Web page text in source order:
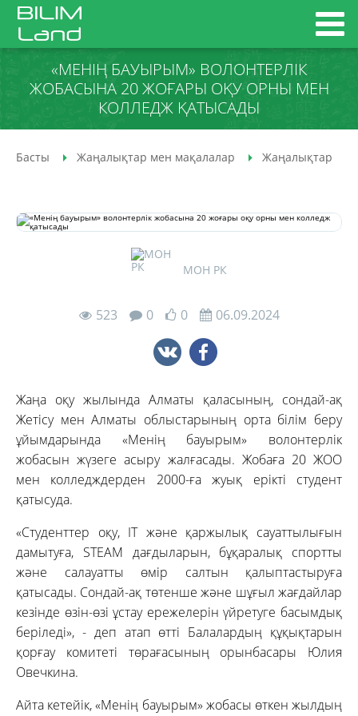
«МЕНІҢ БАУЫРЫМ» ВОЛОНТЕРЛІК
ЖОБАСЫНА 20 ЖОҒАРЫ ОҚУ ОРНЫ МЕН
КОЛЛЕДЖ ҚАТЫСАДЫ
Басты Жаңалықтар мен мақалалар Жаңалықтар
МОН РК
523 0 0 06.09.2024
Жаңа оқу жылында Алматы қаласының, сондай-ақ
Жетісу мен Алматы облыстарының орта білім беру
ұйымдарында «Менің бауырым» волонтерлік
жобасын жүзеге асыру жалғасады. Жобаға 20 ЖОО
мен колледждерден 2000-ға жуық ерікті студент
қатысуда.
«Студенттер оқу, IT және қаржылық сауаттылығын
дамытуға, STEAM дағдыларын, бұқаралық спортты
және салауатты өмір салтын қалыптастыруға
қатысады. Сондай-ақ төтенше және шұғыл жағдайлар
кезінде өзін-өзі ұстау ережелерін үйретуге басымдық
беріледі», - деп атап өтті Балалардың құқықтарын
қорғау комитеті төрағасының орынбасары Юлия
Овечкина.
Айта кетейік, «Менің бауырым» жобасы өткен жылдың